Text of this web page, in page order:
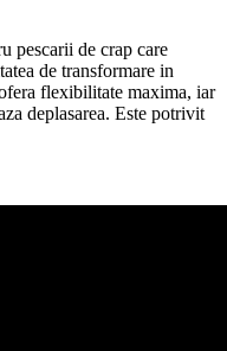
pescarii de crap care
de transformare in
flexibilitate maxima, iar
deplasarea. Este potrivit